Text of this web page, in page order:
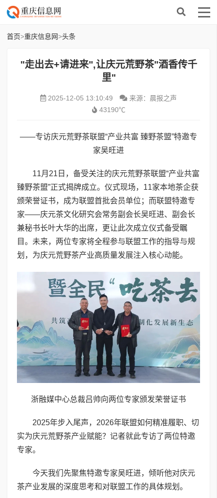
首页>重庆信息网>头条
"走出去+请进来",让庆元荒野茶"酒香传千
里"
2025-12-05 13:10:49
来源：晨报之声
43190℃
——专访庆元荒野茶联盟“产业共富 臻野茶盟”特邀专
家吴旺进
11月21日，备受关注的庆元荒野茶联盟“产业共富
臻野茶盟”正式揭牌成立。仪式现场，11家本地茶企获
颁荣誉证书，成为联盟首批会员单位；而联盟特邀专
家——庆元茶文化研究会常务副会长吴旺进、副会长
兼秘书长叶大华的出席，更让此次成立仪式备受瞩
目。未来，两位专家将全程参与联盟工作的指导与规
划，为庆元荒野茶产业高质量发展注入核心动能。
浙融媒中心总裁吕帅向两位专家颁发荣誉证书
2025年步入尾声，2026年联盟如何精准履职、切
实为庆元荒野茶产业赋能？记者就此专访了两位特邀
专家。
今天我们先聚焦特邀专家吴旺进，倾听他对庆元
茶产业发展的深度思考和对联盟工作的具体规划。